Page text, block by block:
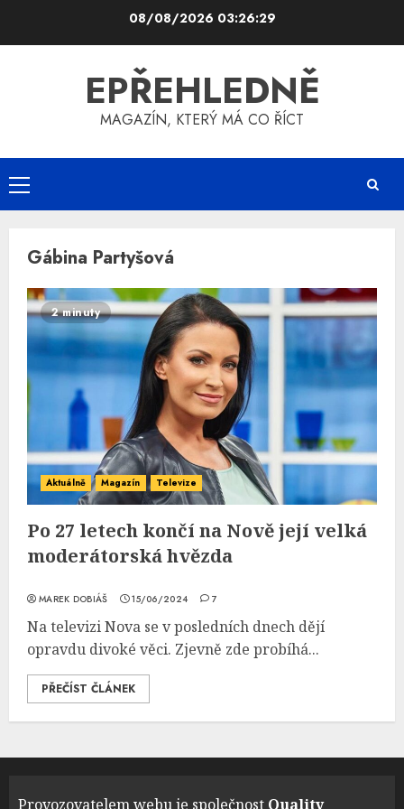
08/08/2026 03:26:29
EPŘEHLEDNĚ
MAGAZÍN, KTERÝ MÁ CO ŘÍCT
Primary
Menu
Gábina Partyšová
2 minuty
Aktuálně Magazín Televize
Po 27 letech končí na Nově její velká
moderátorská hvězda
MAREK DOBIÁŠ 15/06/2024 7
Na televizi Nova se v posledních dnech dějí
opravdu divoké věci. Zjevně zde probíhá...
PŘEČÍST ČLÁNEK
Provozovatelem webu je společnost Quality